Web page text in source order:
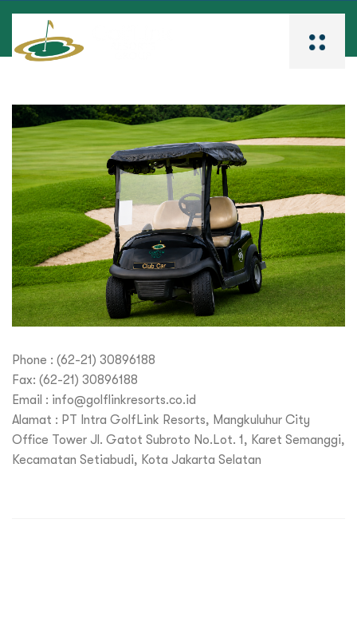
Phone : (62-21) 30896188
Fax: (62-21) 30896188
Email : info@golflinkresorts.co.id
Alamat : PT Intra GolfLink Resorts, Mangkuluhur City
Office Tower Jl. Gatot Subroto No.Lot. 1, Karet Semanggi,
Kecamatan Setiabudi, Kota Jakarta Selatan